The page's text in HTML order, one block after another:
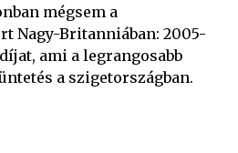
mégsem a
Nagy-Britanniában: 2005-
ami a legrangosabb
a szigetországban.